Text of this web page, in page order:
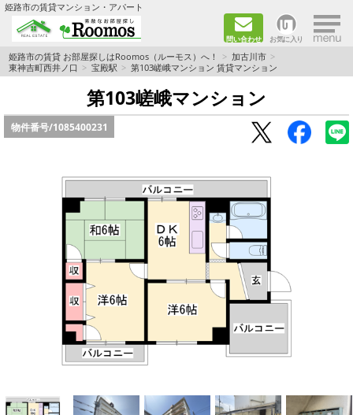
姫路市の賃貸マンション・アパート
問い合わせ お気に入り ×
TOPページ
ファミリー向けの部屋を探す
一人暮らし向けの部屋を探す
カップル向けの部屋を探す
敷金礼金0円の部屋を探す
都市ガス&オール電化の部屋を探す
ネット無料の部屋を探す
☆新築物件☆
☆インターネット無料物件☆
姫路市の賃貸 お部屋探しはRoomos（ルーモス）へ！
加古川市
東神吉町西井ノ口
宝殿駅 第103嵯峨マンション 賃貸マンション
第103嵯峨マンション
物件番号/1085400231